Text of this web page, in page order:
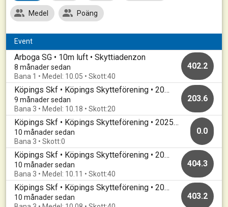
Medel Poäng
Event
Arboga SG • 10m luft • Skyttiadenzon
8 månader sedan
Bana 1 • Medel: 10.05 • Skott:40
402.2
Köpings Skf • Köpings Skytteförening • 20251015
9 månader sedan
Bana 3 • Medel: 10.18 • Skott:20
203.6
Köpings Skf • Köpings Skytteförening • 20250922
10 månader sedan
Bana 3 • Skott:0
0.0
Köpings Skf • Köpings Skytteförening • 20250922
10 månader sedan
Bana 3 • Medel: 10.11 • Skott:40
404.3
Köpings Skf • Köpings Skytteförening • 20250917
10 månader sedan
403.2